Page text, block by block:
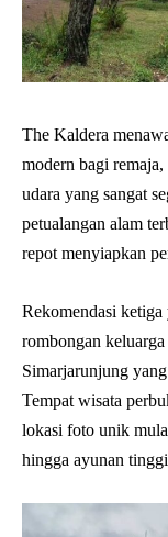
The Kaldera
modern bagi
udara yang sangat
petualangan alam
repot menyiapkan
Rekomendasi
rombongan
Simarjarunjung
Tempat wisata
lokasi foto unik
hingga ayunan